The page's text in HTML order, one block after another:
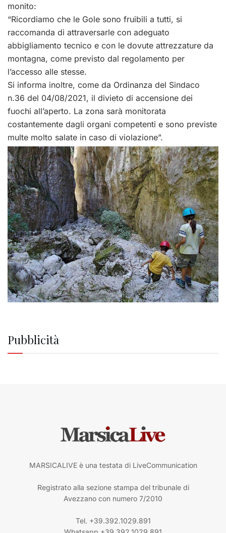
monito:
“Ricordiamo che le Gole sono fruibili a tutti, si
raccomanda di attraversarle con adeguato
abbigliamento tecnico e con le dovute attrezzature da
montagna, come previsto dal regolamento per
l’accesso alle stesse.
Si informa inoltre, come da Ordinanza del Sindaco
n.36 del 04/08/2021, il divieto di accensione dei
fuochi all’aperto. La zona sarà monitorata
costantemente dagli organi competenti e sono previste
multe molto salate in caso di violazione”.
Pubblicità
MARSICALIVE è una testata di LiveCommunication
Registrato alla sezione stampa del tribunale di
Avezzano con numero 7/2010
Tel. +39.392.1029.891